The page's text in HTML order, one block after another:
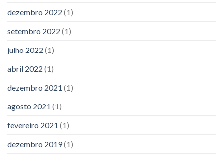
dezembro 2022 (1)
setembro 2022 (1)
julho 2022 (1)
abril 2022 (1)
dezembro 2021 (1)
agosto 2021 (1)
fevereiro 2021 (1)
dezembro 2019(1)